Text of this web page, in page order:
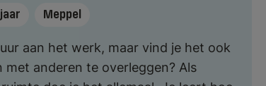
Meppel
aan het werk, maar vind je het ook
anderen te overleggen? Als